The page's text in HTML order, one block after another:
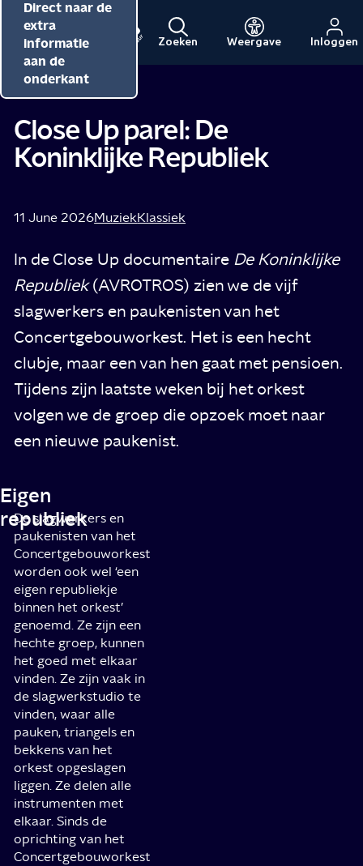
Direct naar de
inhoud
Direct naar de
hoofdnavigatie
Direct naar de
extra
informatie
aan de
onderkant
Menu
Naar
de
NPO
beginpagina
NPO
Cultuur
Zoeken Weergave Inloggen
Tip vanPieteke Dik
Close Up parel: De
Koninklijke Republiek
11 June 2026MuziekKlassiek
In de Close Up documentaire De Koninklijke
Republiek(AVROTROS) zien we de vijf
slagwerkers en paukenisten van het
Concertgebouworkest. Het is een hecht
clubje, maar een van hen gaat met pensioen.
Tijdens zijn laatste weken bij het orkest
volgen we de groep die opzoek moet naar
een nieuwe paukenist.
Eigen
republiek
De slagwerkers en
paukenisten van het
Concertgebouworkest
worden ook wel ‘een
eigen republiekje
binnen het orkest’
genoemd. Ze zijn een
hechte groep, kunnen
het goed met elkaar
vinden. Ze zijn vaak in
de slagwerkstudio te
vinden, waar alle
pauken, triangels en
bekkens van het
orkest opgeslagen
liggen. Ze delen alle
instrumenten met
elkaar. Sinds de
oprichting van het
Concertgebouworkest